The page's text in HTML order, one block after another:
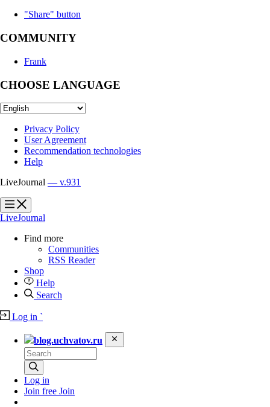
"Share" button
COMMUNITY
Frank
CHOOSE LANGUAGE
Privacy Policy
User Agreement
Recommendation technologies
Help
LiveJournal — v.931
?
?
LiveJournal
Find more
Communities
RSS Reader
Shop
Help
Search
Log in `
blog.uchvatov.ru
Log in
Join free Join